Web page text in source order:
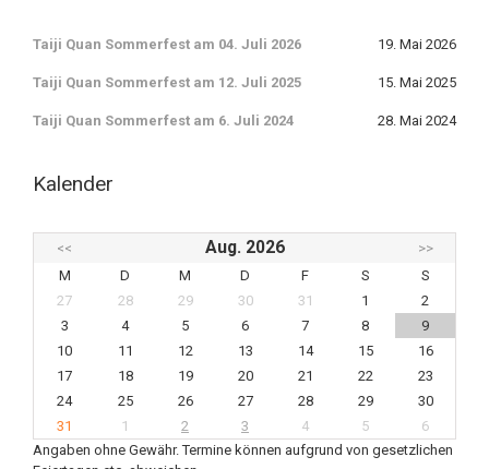
Taiji Quan Sommerfest am 04. Juli 2026 19. Mai 2026
Taiji Quan Sommerfest am 12. Juli 2025 15. Mai 2025
Taiji Quan Sommerfest am 6. Juli 2024 28. Mai 2024
Kalender
<< Aug. 2026
>>
M
D M D F S
S
27
28 29 30 31 1
2
3
4 5 6 7 8
9
10
11 12 13 14 15
16
17
18 19 20 21 22
23
24
25 26 27 28 29
30
31
1 2 3 4 5
6
Angaben ohne Gewähr. Termine können aufgrund von gesetzlichen